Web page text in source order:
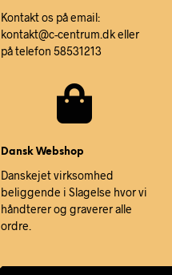
Kontakt os på email:
kontakt@c-centrum.dk eller
på telefon 58531213
Dansk Webshop
Danskejet virksomhed
beliggende i Slagelse hvor vi
håndterer og graverer alle
ordre.